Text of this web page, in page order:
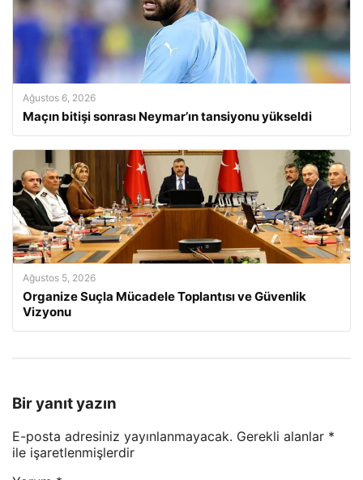
Ağustos 6, 2026
Maçın bitişi sonrası Neymar’ın tansiyonu yükseldi
Ağustos 5, 2026
Organize Suçla Mücadele Toplantısı ve Güvenlik
Vizyonu
Bir yanıt yazın
E-posta adresiniz yayınlanmayacak. Gerekli alanlar *
ile işaretlenmişlerdir